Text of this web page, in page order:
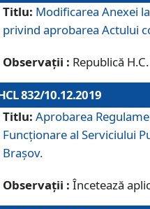
Titlu: Modificarea Anexei
privind aprobarea Actului
Observații : Republică
832/10.12.2019
Titlu: Aprobarea
Funcționare al Serviciului
Brașov.
Observații : Încetează